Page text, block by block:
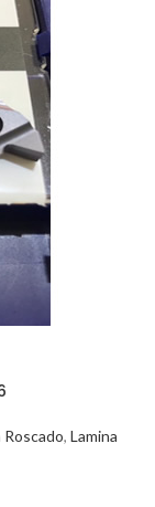
, Lamina